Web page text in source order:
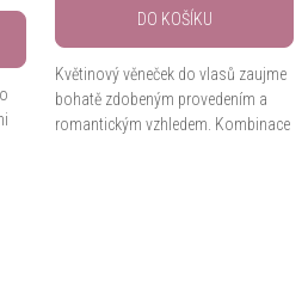
DO KOŠÍKU
Květinový věneček do vlasů zaujme
bohatě zdobeným provedením a
romantickým vzhledem. Kombinace